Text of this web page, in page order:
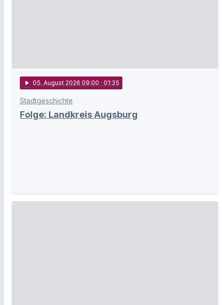
play_arrow 05. August 2026 09:00 · 01:35
Stadtgeschichte
Folge: Landkreis Augsburg